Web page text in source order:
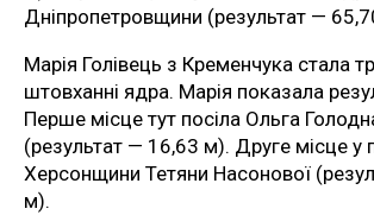
Дніпропетровщини (результат —
Марія Голівець з Кременчука стала
штовханні ядра. Марія показала
Перше місце тут посіла Ольга
(результат — 16,63 м). Друге місце у
Херсонщини Тетяни Насонової
м).